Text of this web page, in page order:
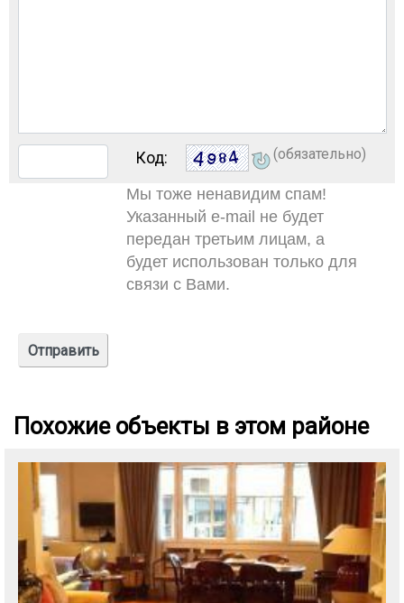
Код: (обязательно)
Мы тоже ненавидим спам!
Указанный e-mail не будет
передан третьим лицам, а
будет использован только для
связи с Вами.
Похожие объекты в этом районе